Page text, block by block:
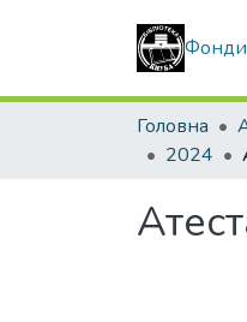
Фонди
Головна
2024